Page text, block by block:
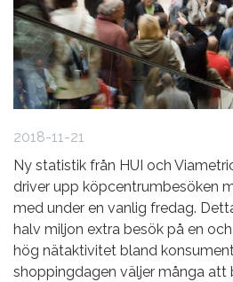
2018-11-21
Ny statistik från HUI och
driver upp köpcentrumbesöken
med under en vanlig fredag.
halv miljon extra besök på en
hög nätaktivitet bland
shoppingdagen väljer många att